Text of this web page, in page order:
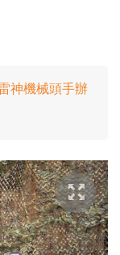
神機械頭手辦